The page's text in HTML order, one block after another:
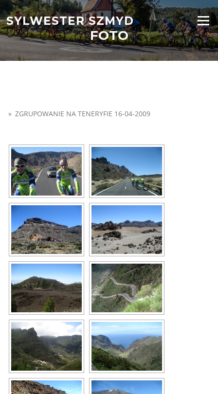
Przejdź
do
treściSYLWESTER SZMYD Menu
FOTO
» ZGRUPOWANIE NA TENERYFIE 16-04-2009